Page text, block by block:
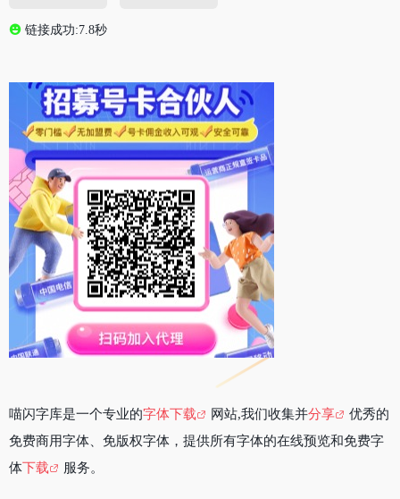
链接成功:7.8秒
喵闪字库是一个专业的字体下载 网站,我们收集并分享
优秀的
免费商用字体、免版权字体，提供所有字体的在线预览和免费字
体下载 服务。